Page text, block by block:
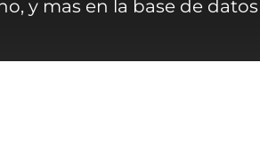
y mas en la base de